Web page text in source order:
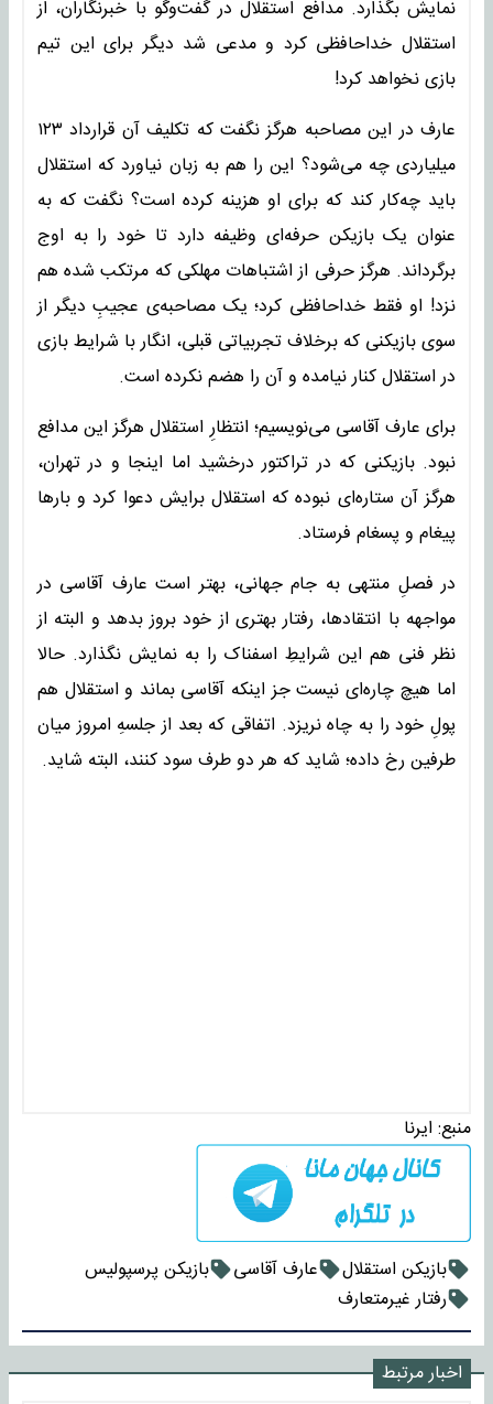
نمایش بگذارد. مدافع استقلال در گفت‌وگو با خبرنگاران، از
استقلال خداحافظی کرد و مدعی شد دیگر برای این تیم
بازی نخواهد کرد!
عارف در این مصاحبه هرگز نگفت که تکلیف آن قرارداد ۱۲۳
میلیاردی چه می‌شود؟ این را هم به زبان نیاورد که استقلال
باید چه‌کار کند که برای او هزینه کرده است؟ نگفت که به
عنوان یک بازیکن حرفه‌ای وظیفه دارد تا خود را به اوج
برگرداند. هرگز حرفی از اشتباهات مهلکی که مرتکب شده هم
نزد! او فقط خداحافظی کرد؛ یک مصاحبه‌ی عجیبِ دیگر از
سوی بازیکنی که برخلاف تجربیاتی قبلی، انگار با شرایط بازی
در استقلال کنار نیامده و آن را هضم نکرده است.
برای عارف آقاسی می‌نویسیم؛ انتظارِ استقلال هرگز این مدافع
نبود. بازیکنی که در تراکتور درخشید اما اینجا و در تهران،
هرگز آن ستاره‌ای نبوده که استقلال برایش دعوا کرد و بارها
پیغام و پسغام فرستاد.
در فصلِ منتهی به جام جهانی، بهتر است عارف آقاسی در
مواجهه با انتقادها، رفتار بهتری از خود بروز بدهد و البته از
نظر فنی هم این شرایطِ اسفناک را به نمایش نگذارد. حالا
اما هیچ چاره‌ای نیست جز اینکه آقاسی بماند و استقلال هم
پولِ خود را به چاه نریزد. اتفاقی که بعد از جلسهِ امروز میان
طرفین رخ داده؛ شاید که هر دو طرف سود کنند، البته شاید.
منبع: ایرنا
بازیکن استقلال عارف آقاسی
بازیکن پرسپولیس
رفتار غیرمتعارف
اخبار مرتبط